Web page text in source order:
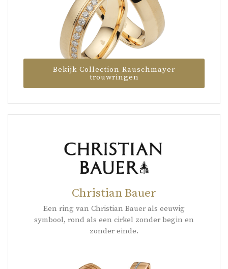
Bekijk Collection Rauschmayer
trouwringen
Christian Bauer
Een ring van Christian Bauer als eeuwig
symbool, rond als een cirkel zonder begin en
zonder einde.